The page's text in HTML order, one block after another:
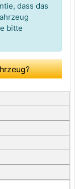
dass das
bitte